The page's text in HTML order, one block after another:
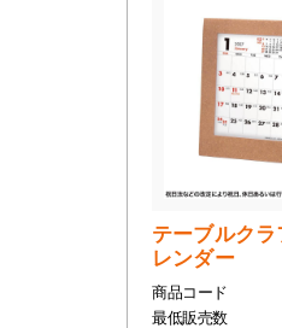
テーブルクラ
レンダー
商品コード
最低販売数